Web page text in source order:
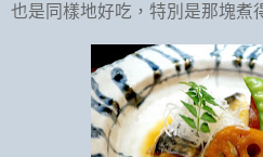
也是同樣地好吃，特別是那塊煮